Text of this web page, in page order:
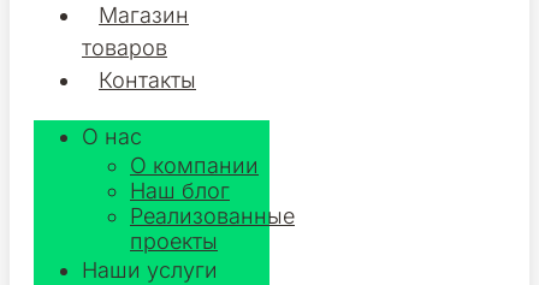
Магазин
товаров
Контакты
О нас
О компании
Наш блог
Реализованные
проекты
Наши услуги